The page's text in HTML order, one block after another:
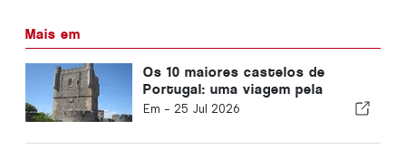
Mais em
Os 10 maiores castelos de
Portugal: uma viagem pela
história da nação
Em - 25 Jul 2026